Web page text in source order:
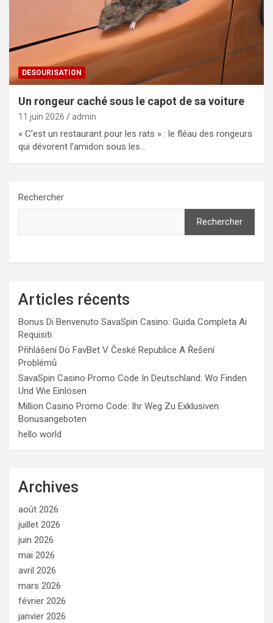
DESOURISATION
Un rongeur caché sous le capot de sa voiture
11 juin 2026 admin
« C’est un restaurant pour les rats » : le fléau des rongeurs
qui dévorent l’amidon sous les…
Rechercher
Rechercher
Articles récents
Bonus Di Benvenuto SavaSpin Casino: Guida Completa Ai
Requisiti
Přihlášení Do FavBet V České Republice A Řešení
Problémů
SavaSpin Casino Promo Code In Deutschland: Wo Finden
Und Wie Einlösen
Million Casino Promo Code: Ihr Weg Zu Exklusiven
Bonusangeboten
hello world
Archives
août 2026
juillet 2026
juin 2026
mai 2026
avril 2026
mars 2026
février 2026
janvier 2026